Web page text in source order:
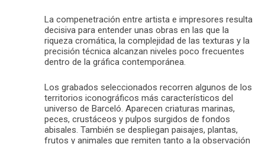
La compenetración entre artista e impresores resulta
decisiva para entender unas obras en las que la
riqueza cromática, la complejidad de las texturas y la
precisión técnica alcanzan niveles poco frecuentes
dentro de la gráfica contemporánea.
Los grabados seleccionados recorren algunos de los
territorios iconográficos más característicos del
universo de Barceló. Aparecen criaturas marinas,
peces, crustáceos y pulpos surgidos de fondos
abisales. También se despliegan paisajes, plantas,
frutos y animales que remiten tanto a la observación